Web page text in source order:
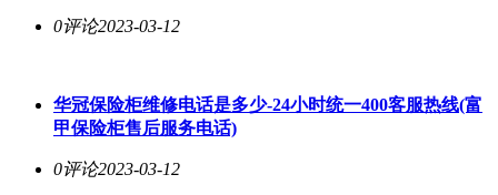
0评论2023-03-12
华冠保险柜维修电话是多少-24小时统一400客服热线(富
甲保险柜售后服务电话)
0评论2023-03-12